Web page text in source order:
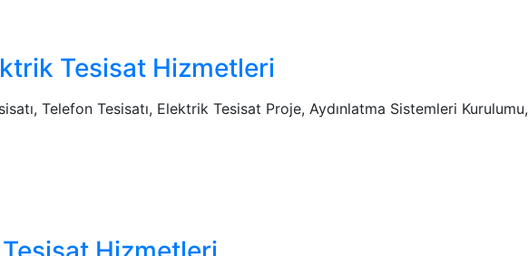
Tesisat Hizmetleri
Telefon Tesisatı, Elektrik Tesisat Proje, Aydınlatma Sistemleri Kurulumu,